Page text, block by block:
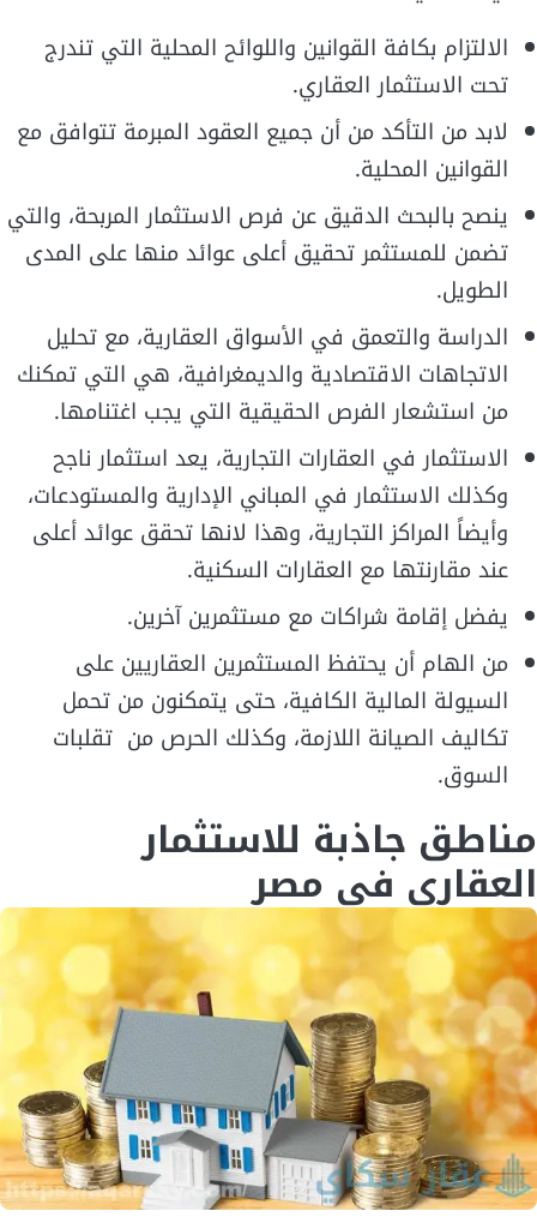
الالتزام بكافة القوانين واللوائح المحلية التي تندرج
تحت الاستثمار العقاري.
لابد من التأكد من أن جميع العقود المبرمة تتوافق مع
القوانين المحلية.
ينصح بالبحث الدقيق عن فرص الاستثمار المربحة، والتي
تضمن للمستثمر تحقيق أعلى عوائد منها على المدى
الطويل.
الدراسة والتعمق في الأسواق العقارية، مع تحليل
الاتجاهات الاقتصادية والديمغرافية، هي التي تمكنك
من استشعار الفرص الحقيقية التي يجب اغتنامها.
الاستثمار في العقارات التجارية، يعد استثمار ناجح
وكذلك الاستثمار في المباني الإدارية والمستودعات،
وأيضاً المراكز التجارية، وهذا لانها تحقق عوائد أعلى
عند مقارنتها مع العقارات السكنية.
يفضل إقامة شراكات مع مستثمرين آخرين.
من الهام أن يحتفظ المستثمرين العقاريين على
السيولة المالية الكافية، حتى يتمكنون من تحمل
تكاليف الصيانة اللازمة، وكذلك الحرص من تقلبات
السوق.
مناطق جاذبة للاستثمار
العقاري في مصر